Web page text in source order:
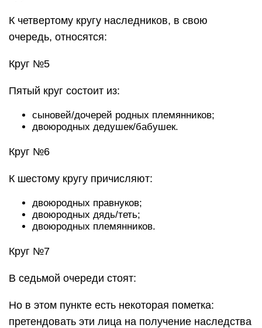
К четвертому кругу наследников, в свою
очередь, относятся:
Круг №5
Пятый круг состоит из:
сыновей/дочерей родных племянников;
двоюродных дедушек/бабушек.
Круг №6
К шестому кругу причисляют:
двоюродных правнуков;
двоюродных дядь/теть;
двоюродных племянников.
Круг №7
В седьмой очереди стоят:
Но в этом пункте есть некоторая пометка:
претендовать эти лица на получение наследства